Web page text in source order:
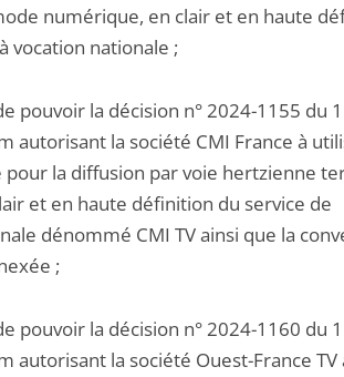
numérique, en clair et en haute
vocation nationale ;
pouvoir la décision n° 2024-1155 du
autorisant la société CMI France à
la diffusion par voie hertzienne
et en haute définition du service de
dénommé CMI TV ainsi que la
;
pouvoir la décision n° 2024-1160 du
autorisant la société Ouest-France TV